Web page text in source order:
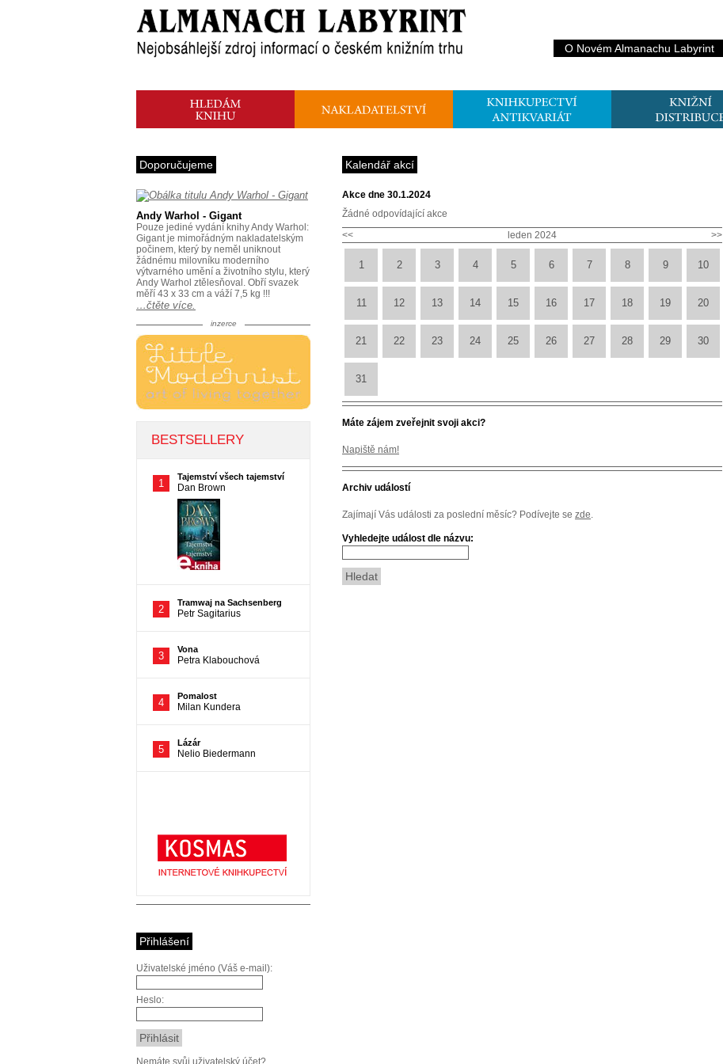
O Novém Almanachu Labyrint
Kalendář akcí
Akce dne 30.1.2024
Žádné odpovídající akce
<<
>>
leden 2024
1 2 3 4 5 6 7 8 9 10
11 12 13 14 15 16 17 18 19 20
21 22 23 24 25 26 27 28 29 30
31
Máte zájem zveřejnit svoji akci?
Napiště nám!
Archiv událostí
Zajímají Vás události za poslední měsíc? Podívejte se zde.
Vyhledejte událost dle názvu:
Doporučujeme
Andy Warhol - Gigant
Pouze jediné vydání knihy Andy Warhol:
Gigant je mimořádným nakladatelským
počinem, který by neměl uniknout
žádnému milovníku moderního
výtvarného umění a životního stylu, který
Andy Warhol ztělesňoval. Obří svazek
měří 43 x 33 cm a váží 7,5 kg !!!
…čtěte více.
inzerce
Přihlášení
Uživatelské jméno (Váš e-mail):
Heslo:
Nemáte svůj uživatelský účet?